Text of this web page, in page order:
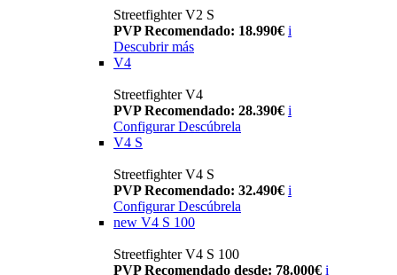
Streetfighter V2 S
PVP Recomendado: 18.990€ i
Descubrir más
V4
Streetfighter V4
PVP Recomendado: 28.390€ i
Configurar Descúbrela
V4 S
Streetfighter V4 S
PVP Recomendado: 32.490€ i
Configurar Descúbrela
new V4 S 100
Streetfighter V4 S 100
PVP Recomendado desde: 78.000€ i